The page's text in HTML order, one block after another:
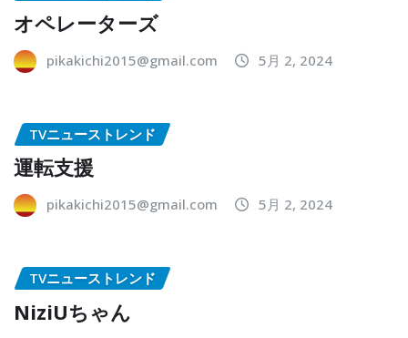
オペレーターズ
pikakichi2015@gmail.com 5月 2, 2024
TVニューストレンド
運転支援
pikakichi2015@gmail.com 5月 2, 2024
TVニューストレンド
NiziUちゃん